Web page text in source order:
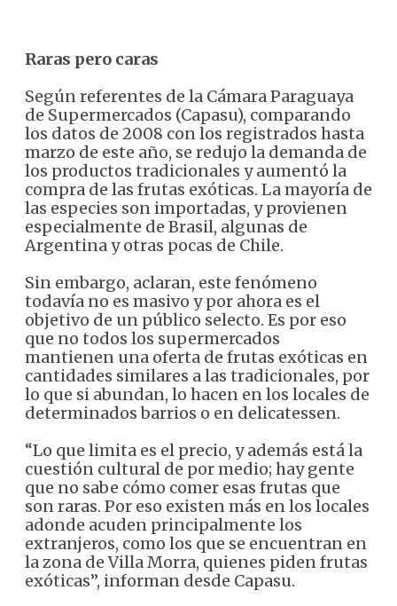
Raras pero caras
Según referentes de la Cámara Paraguaya
de Supermercados (Capasu), comparando
los datos de 2008 con los registrados hasta
marzo de este año, se redujo la demanda de
los productos tradicionales y aumentó la
compra de las frutas exóticas. La mayoría de
las especies son importadas, y provienen
especialmente de Brasil, algunas de
Argentina y otras pocas de Chile.
Sin embargo, aclaran, este fenómeno
todavía no es masivo y por ahora es el
objetivo de un público selecto. Es por eso
que no todos los supermercados
mantienen una oferta de frutas exóticas en
cantidades similares a las tradicionales, por
lo que si abundan, lo hacen en los locales de
determinados barrios o en delicatessen.
“Lo que limita es el precio, y además está la
cuestión cultural de por medio; hay gente
que no sabe cómo comer esas frutas que
son raras. Por eso existen más en los locales
adonde acuden principalmente los
extranjeros, como los que se encuentran en
la zona de Villa Morra, quienes piden frutas
exóticas”, informan desde Capasu.